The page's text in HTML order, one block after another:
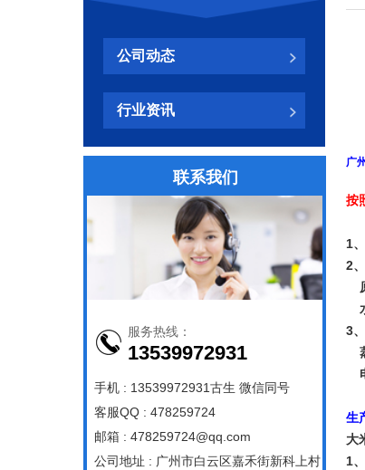
公司动态
行业资讯
联系我们
服务热线：
13539972931
手机 : 13539972931古生 微信同号
客服QQ : 478259724
邮箱 : 478259724@qq.com
公司地址 : 广州市白云区嘉禾街新科上村
广
按
1、
2、
3、
生
大
1